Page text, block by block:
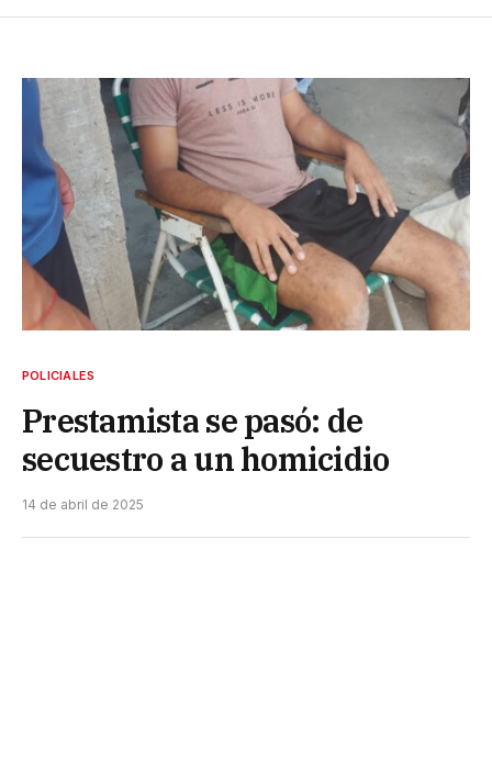
POLICIALES
Prestamista se pasó: de
secuestro a un homicidio
14 de abril de 2025